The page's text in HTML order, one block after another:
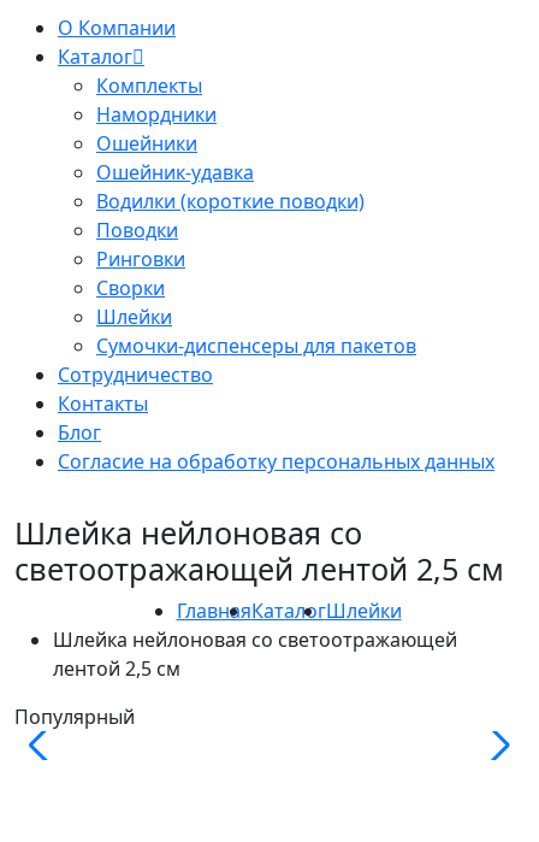
О Компании
Каталог
Комплекты
Намордники
Ошейники
Ошейник-удавка
Водилки (короткие поводки)
Поводки
Ринговки
Сворки
Шлейки
Сумочки-диспенсеры для пакетов
Сотрудничество
Контакты
Блог
Согласие на обработку персональных данных
Шлейка нейлоновая со
светоотражающей лентой 2,5 см
ГлавнаяКаталогШлейки
Шлейка нейлоновая со светоотражающей
лентой 2,5 см
Популярный